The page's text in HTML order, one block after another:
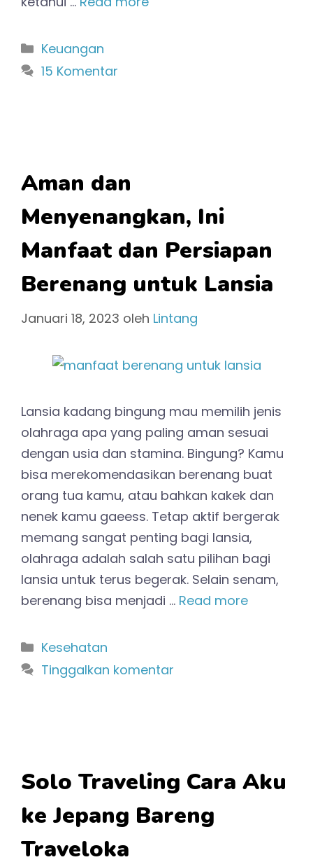
Kategori
Keuangan
15 Komentar
Aman dan
Menyenangkan, Ini
Manfaat dan Persiapan
Berenang untuk Lansia
Januari 18, 2023 oleh Lintang
Lansia kadang bingung mau memilih jenis
olahraga apa yang paling aman sesuai
dengan usia dan stamina. Bingung? Kamu
bisa merekomendasikan berenang buat
orang tua kamu, atau bahkan kakek dan
nenek kamu gaeess. Tetap aktif bergerak
memang sangat penting bagi lansia,
olahraga adalah salah satu pilihan bagi
lansia untuk terus begerak. Selain senam,
berenang bisa menjadi … Read more
Kategori
Kesehatan
Tinggalkan komentar
Solo Traveling Cara Aku
ke Jepang Bareng
Traveloka